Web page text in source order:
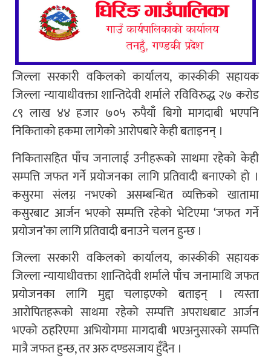
जिल्ला सरकारी वकिलको कार्यालय, कास्कीकी सहायक
जिल्ला न्यायाधीवक्ता शान्तिदेवी शर्माले रविविरुद्ध २७ करोड
८९ लाख ४४ हजार ७०५ रुपैयाँ बिगो मागदाबी भएपनि
निकिताको हकमा लागेको आरोपबारे केही बताइनन् ।
निकितासहित पाँच जनालाई उनीहरूको साथमा रहेको केही
सम्पत्ति जफत गर्ने प्रयोजनका लागि प्रतिवादी बनाएको हो ।
कसुरमा संलग्न नभएको असम्बन्धित व्यक्तिको खातामा
कसुरबाट आर्जन भएको सम्पत्ति रहेको भेटिएमा ‘जफत गर्ने
प्रयोजन’का लागि प्रतिवादी बनाउने चलन हुन्छ ।
जिल्ला सरकारी वकिलको कार्यालय, कास्कीकी सहायक
जिल्ला न्यायाधीवक्ता शान्तिदेवी शर्माले पाँच जनामाथि जफत
प्रयोजनका लागि मुद्दा चलाइएको बताइन् । त्यस्ता
आरोपितहरूको साथमा रहेको सम्पत्ति अपराधबाट आर्जन
भएको ठहरिएमा अभियोगमा मागदाबी भएअनुसारको सम्पत्ति
मात्रै जफत हुन्छ, तर अरु दण्डसजाय हुँदैन ।